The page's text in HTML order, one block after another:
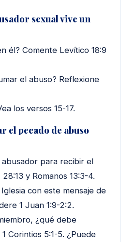
sexual vive un
él? Comente Levítico 18:9
el abuso? Reflexione
los versos 15-17.
el pecado de abuso
para recibir el
y Romanos 13:3-4.
con este mensaje de
1 Juan 1:9-2:2.
¿qué debe
Corintios 5:1-5. ¿Puede